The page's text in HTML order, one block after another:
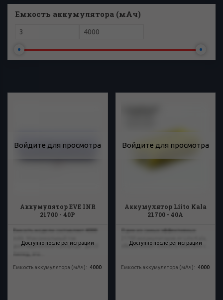
Емкость аккумулятора (мАч)
Войдите для просмотра
Аккумулятор EVE INR
21700 - 40P
Доступно после регистрации
Емкость модели составляет 4000
долговременного разряда - до 50
Емкость аккумулятора (мАч): 4000
Войдите для просмотра
Аккумулятор Liito Kala
21700 - 40A
Доступно после регистрации
Один из самых эффективных
обеспечивает емкость 4000 мАч с...
Емкость аккумулятора (мАч): 4000